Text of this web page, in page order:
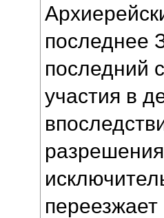
последнее
последний
участия в